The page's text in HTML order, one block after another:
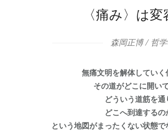
〈痛み〉は
森岡正博 / 哲
無痛文明を解体していく
その道がどこに開いて
どういう道筋を通
どこへ到達するの
という地図がまったくない状態で